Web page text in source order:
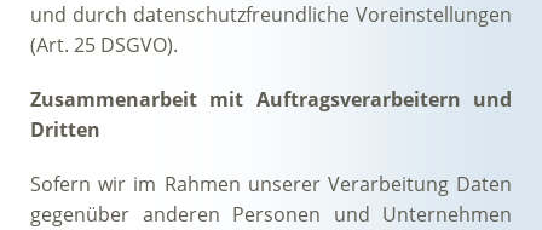
und durch datenschutzfreundliche Voreinstellungen
(Art. 25 DSGVO).
Zusammenarbeit mit Auftragsverarbeitern und
Dritten
Sofern wir im Rahmen unserer Verarbeitung Daten
gegenüber anderen Personen und Unternehmen